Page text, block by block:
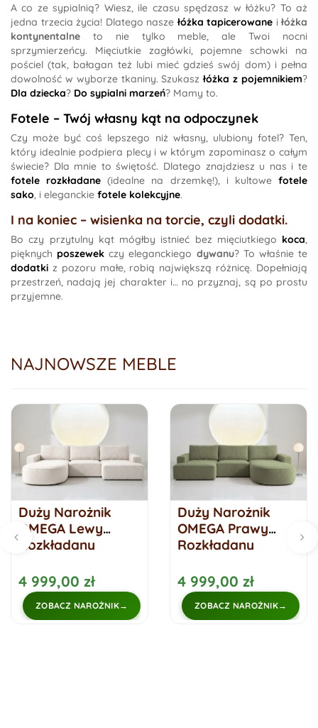
A co ze sypialnią? Wiesz, ile czasu spędzasz w łóżku? To aż
jedna trzecia życia! Dlatego naszełóżka tapicerowane iłóżka
kontynentalne to nie tylko meble, ale Twoi nocni
sprzymierzeńcy. Mięciutkie zagłówki, pojemne schowki na
pościel (tak, bałagan też lubi mieć gdzieś swój dom) i pełna
dowolność w wyborze tkaniny. Szukaszłóżka z pojemnikiem?
Dla dziecka? Do sypialni marzeń? Mamy to.
Fotele – Twój własny kąt na odpoczynek
Czy może być coś lepszego niż własny, ulubiony fotel? Ten,
który idealnie podpiera plecy i w którym zapominasz o całym
świecie? Dla mnie to świętość. Dlatego znajdziesz u nas i te
fotele rozkładane (idealne na drzemkę!), i kultowefotele
sako, i eleganckie fotele kolekcyjne.
I na koniec – wisienka na torcie, czyli dodatki.
Bo czy przytulny kąt mógłby istnieć bez mięciutkiego koca,
pięknychposzewek czy eleganckiego dywanu? To właśnie te
dodatki z pozoru małe, robią największą różnicę. Dopełniają
przestrzeń, nadają jej charakter i… no przyznaj, są po prostu
przyjemne.
NAJNOWSZE MEBLE
Duży Narożnik
OMEGA Lewy
Rozkładany
284 cm Śmietanka
4 999,00 zł
ZOBACZ NAROŻNIK
Duży Narożnik
OMEGA Prawy
Rozkładany
284 cm Zielony
4 999,00 zł
ZOBACZ NAROŻNIK